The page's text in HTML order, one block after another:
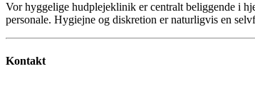
Vor hyggelige hudplejeklinik er centralt beliggende i
personale. Hygiejne og diskretion er naturligvis en
Kontakt